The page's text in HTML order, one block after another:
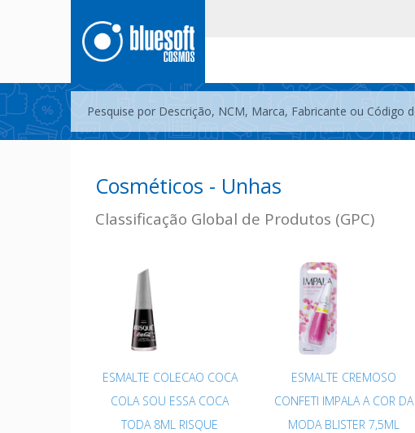
Cosméticos - Unhas
Classificação Global de Produtos (GPC)
ESMALTE COLECAO COCA
COLA SOU ESSA COCA
TODA 8ML RISQUE
ESMALTE CREMOSO
CONFETI IMPALA A COR DA
MODA BLISTER 7,5ML